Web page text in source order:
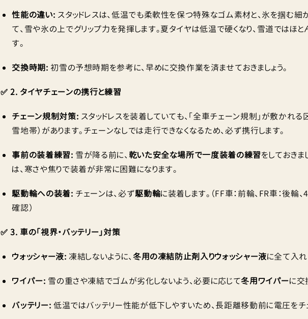
性能の違い: スタッドレスは、低温でも柔軟性を保つ特殊なゴム素材と、氷を掴む細
て、雪や氷の上でグリップ力を発揮します。夏タイヤは低温で硬くなり、雪道ではほ
す。
交換時期: 初雪の予想時期を参考に、早めに交換作業を済ませておきましょう。
✅ 2. タイヤチェーンの携行と練習
チェーン規制対策: スタッドレスを装着していても、「全車チェーン規制」が敷かれ
雪地帯）があります。チェーンなしでは走行できなくなるため、必ず携行します。
事前の装着練習: 雪が降る前に、乾いた安全な場所で一度装着の練習をしておき
は、寒さや焦りで装着が非常に困難になります。
駆動輪への装着: チェーンは、必ず駆動輪に装着します。（FF車：前輪、FR車：後輪
確認）
✅ 3. 車の「視界・バッテリー」対策
ウォッシャー液: 凍結しないように、 冬用の凍結防止剤入りウォッシャー液に全て入れ
ワイパー: 雪の重さや凍結でゴムが劣化しないよう、必要に応じて冬用ワイパーに交
バッテリー: 低温ではバッテリー性能が低下しやすいため、長距離移動前に電圧をチェ